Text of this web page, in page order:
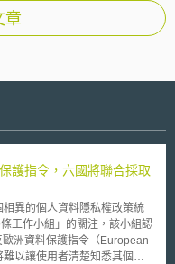
章
護指令，六國將聯合採取
異的個人資料隱私權政策統
工作小組」的關注，該小組認
洲資料保護指令（European
以讓使用者清楚知悉其個人